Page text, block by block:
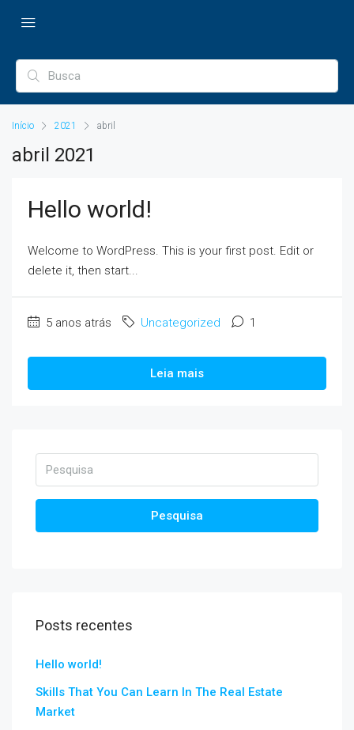
Início 2021 abril
abril 2021
Hello world!
Welcome to WordPress. This is your first post. Edit or
delete it, then start...
5 anos atrás Uncategorized 1
Leia mais
Pesquisa
Posts recentes
Hello world!
Skills That You Can Learn In The Real Estate
Market